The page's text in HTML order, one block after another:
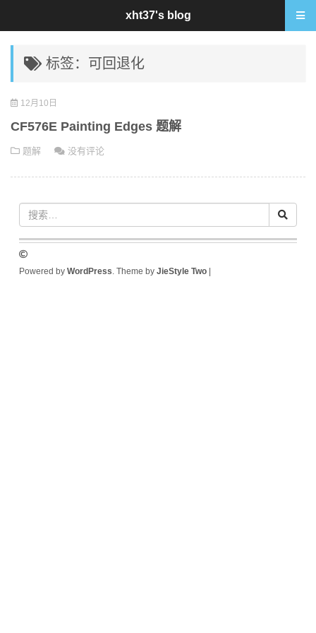
标签：可回退化
12月10日
CF576E Painting Edges 题解
题解 没有评论
Powered by WordPress. Theme by JieStyle Two|
xht37's blog